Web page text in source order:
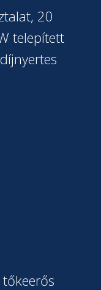
20
telepített
tőkeerős